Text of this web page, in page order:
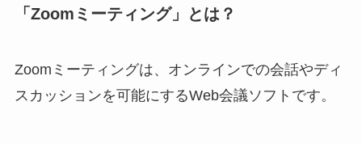
「Zoomミーティング」とは？
Zoomミーティングは、オンラインでの会話やディ
スカッションを可能にするWeb会議ソフトです。